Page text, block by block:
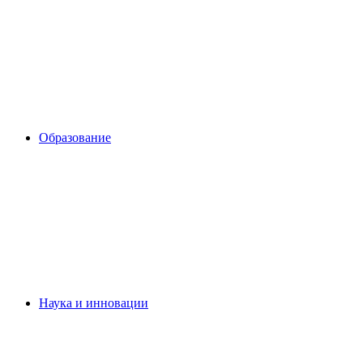
Образование
Наука и инновации